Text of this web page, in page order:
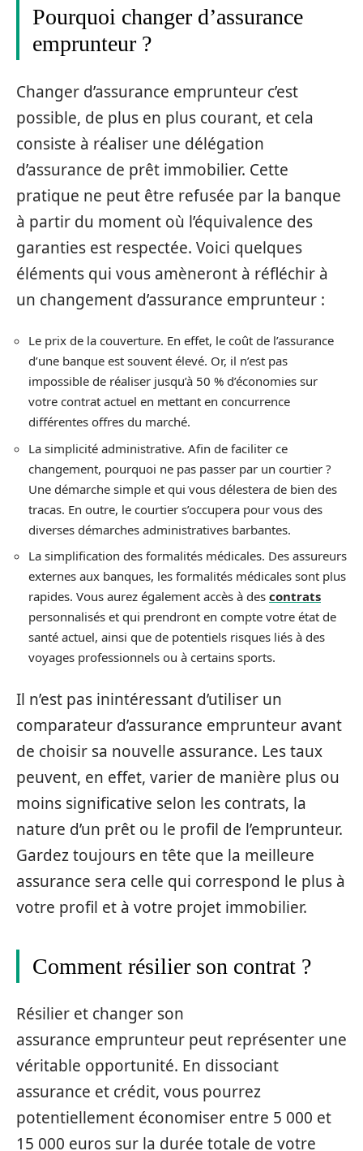
Pourquoi changer d’assurance
emprunteur ?
Changer d’assurance emprunteur c’est
possible, de plus en plus courant, et cela
consiste à réaliser une délégation
d’assurance de prêt immobilier. Cette
pratique ne peut être refusée par la banque
à partir du moment où l’équivalence des
garanties est respectée. Voici quelques
éléments qui vous amèneront à réfléchir à
un changement d’assurance emprunteur :
Le prix de la couverture. En effet, le coût de l’assurance
d’une banque est souvent élevé. Or, il n’est pas
impossible de réaliser jusqu’à 50 % d’économies sur
votre contrat actuel en mettant en concurrence
différentes offres du marché.
La simplicité administrative. Afin de faciliter ce
changement, pourquoi ne pas passer par un courtier ?
Une démarche simple et qui vous délestera de bien des
tracas. En outre, le courtier s’occupera pour vous des
diverses démarches administratives barbantes.
La simplification des formalités médicales. Des assureurs
externes aux banques, les formalités médicales sont plus
rapides. Vous aurez également accès à des contrats
personnalisés et qui prendront en compte votre état de
santé actuel, ainsi que de potentiels risques liés à des
voyages professionnels ou à certains sports.
Il n’est pas inintéressant d’utiliser un
comparateur d’assurance emprunteur avant
de choisir sa nouvelle assurance. Les taux
peuvent, en effet, varier de manière plus ou
moins significative selon les contrats, la
nature d’un prêt ou le profil de l’emprunteur.
Gardez toujours en tête que la meilleure
assurance sera celle qui correspond le plus à
votre profil et à votre projet immobilier.
Comment résilier son contrat ?
Résilier et changer son
assurance emprunteur peut représenter une
véritable opportunité. En dissociant
assurance et crédit, vous pourrez
potentiellement économiser entre 5 000 et
15 000 euros sur la durée totale de votre